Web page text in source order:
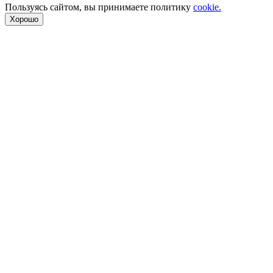
Пользуясь сайтом, вы принимаете политику cookie.
Хорошо